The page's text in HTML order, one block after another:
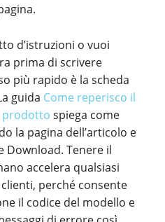
d’istruzioni o vuoi
prima di scrivere
più rapido è la scheda
guida Come reperisco il
prodotto spiega come
la pagina dell’articolo e
Download. Tenere il
accelera qualsiasi
perché consente
il codice del modello e